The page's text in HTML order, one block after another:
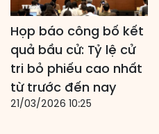
Họp báo công bố kết
quả bầu cử: Tỷ lệ cử
tri bỏ phiếu cao nhất
từ trước đến nay
21/03/2026 10:25